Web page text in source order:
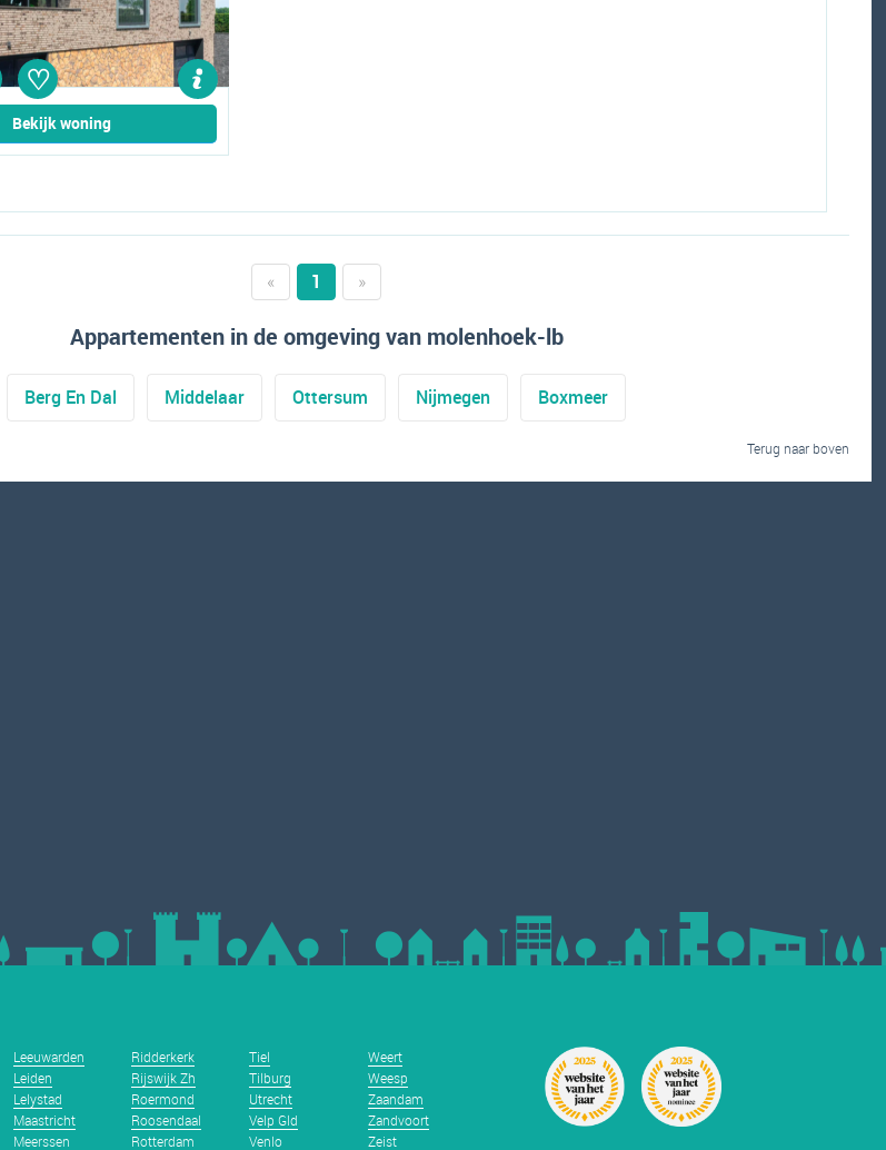
♡
Bekijk woning
« 1 »
Appartementen in de omgeving van molenhoek-lb
Berg En Dal Middelaar Ottersum Nijmegen Boxmeer
Terug naar boven
Leeuwarden
Leiden
Lelystad
Maastricht
Meerssen
Ridderkerk
Rijswijk Zh
Roermond
Roosendaal
Rotterdam
Tiel
Tilburg
Utrecht
Velp Gld
Venlo
Weert
Weesp
Zaandam
Zandvoort
Zeist